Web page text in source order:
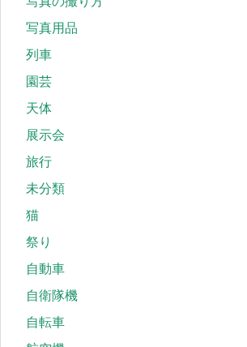
写真用品
列車
園芸
天体
展示会
旅行
未分類
猫
祭り
自動車
自衛隊機
自転車